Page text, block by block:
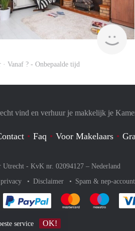
· Vanaf ? - Onbepaalde tijd
vind en verhuur je makkelijk je
Faq Voor Makelaars
- KvK nr. 02094127 – Nederland
Disclaimer Spam & nep-
Je rekent gemakkelijk af met
Je rekent Je
service OK!